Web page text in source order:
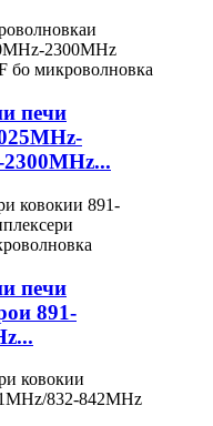
печи
печи
891-